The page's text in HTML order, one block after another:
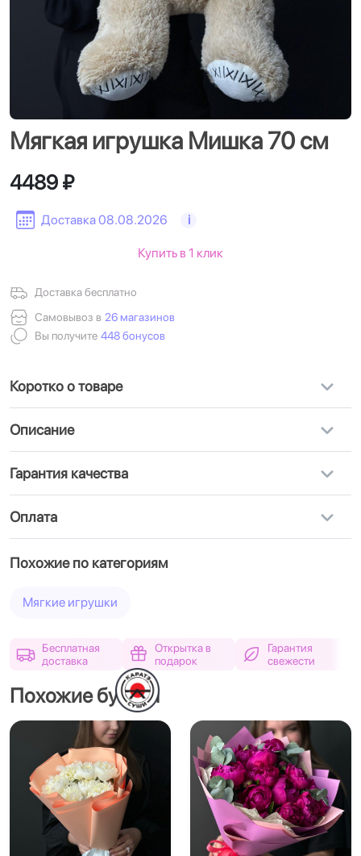
Мягкая игрушка Мишка 70 см
Доставка 08.08.2026 i
4489 ₽
Доставка бесплатно
Самовывоз в 26 магазинов
Вы получите 448 бонусов
Купить в 1 клик
Коротко о товаре
Описание
Гарантия качества
Оплата
Похожие по категориям
Мягкие игрушки
Бесплатная
доставка
Открытка в
подарок
Гарантия
свежести
Похожие букеты